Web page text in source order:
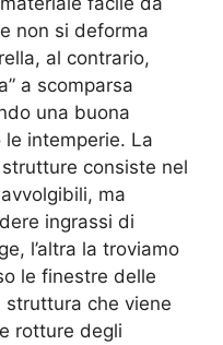
non si deforma
al contrario,
a scomparsa
una buona
intemperie. La
consiste nel
ma
ingrassi di
l’altra la troviamo
le finestre delle
struttura che viene
rotture degli